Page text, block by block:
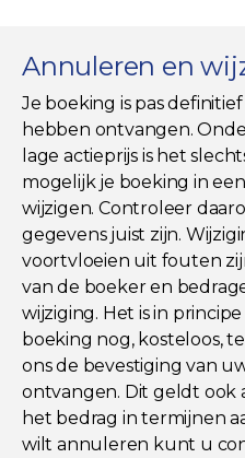
Annuleren en
Je boeking is pas
hebben ontvangen.
lage actieprijs is het
mogelijk je boeking in
wijzigen. Controleer
gegevens juist zijn.
voortvloeien uit fouten
van de boeker en
wijziging. Het is in
boeking nog, kosteloos,
ons de bevestiging van
ontvangen. Dit geldt ook
het bedrag in termijnen
wilt annuleren kunt u